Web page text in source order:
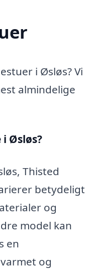
i Øsløs? Vi
almindelige
Øsløs?
Thisted
betydeligt
og
model kan
en
og